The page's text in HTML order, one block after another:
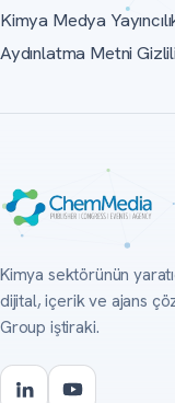
Kimya Medya
Aydınlatma Metni
Kimya sektörünün
dijital, içerik ve ajans
Group iştiraki.